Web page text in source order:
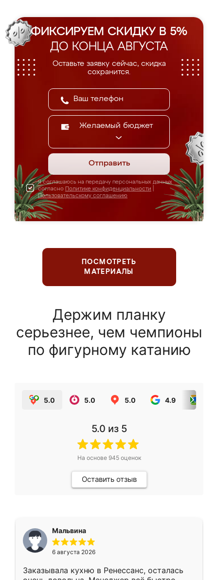
ФИКСИРУЕМ СКИДКУ В 5%
ДО КОНЦА АВГУСТА
Оставьте заявку сейчас, скидка
сохранится.
Желаемый бюджет
Отправить
Я соглашаюсь на передачу персональных данных
согласно Политике конфиденциальности
Пользовательскому соглашению
ПОСМОТРЕТЬ
МАТЕРИАЛЫ
Держим планку
серьезнее, чем чемпионы
по фигурному катанию
5.0 5.0 5.0 4.9
5.0 из 5
На основе 945оценок
Оставить отзыв
Мальвина
6 августа 2026
Заказывала кухню в Ренессанс, осталась